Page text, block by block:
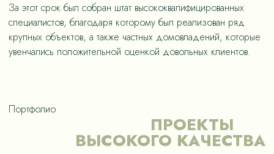
За этот срок был собран штат высококвалифицированных
специалистов, благодаря которому был реализован ряд
крупных объектов, а также частных домовладений, которые
увенчались положительной оценкой довольных клиентов.
Портфолио
ПРОЕКТЫ
ВЫСОКОГО КАЧЕСТВА